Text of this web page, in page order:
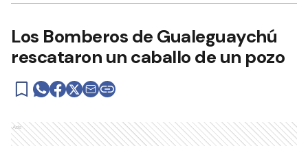
Los Bomberos de Gualeguaychú
rescataron un caballo de un pozo
Ads